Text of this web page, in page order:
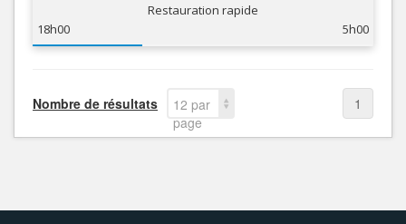
Restauration rapide
18h00
5h00
Nombre de résultats
12 par
page
1